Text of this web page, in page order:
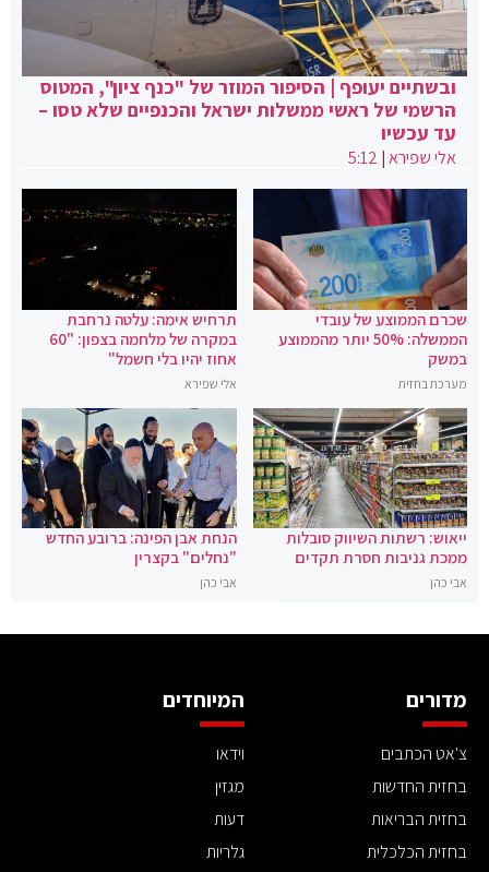
ובשתיים יעופף | הסיפור המוזר של "כנף ציון", המטוס
הרשמי של ראשי ממשלות ישראל והכנפיים שלא טסו –
עד עכשיו
אלי שפירא|
5:12
שכרם הממוצע של עובדי
הממשלה: 50% יותר מהממוצע
במשק
מערכת בחזית
תרחיש אימה: עלטה נרחבת
במקרה של מלחמה בצפון: "60
אחוז יהיו בלי חשמל"
אלי שפירא
ייאוש: רשתות השיווק סובלות
ממכת גניבות חסרת תקדים
אבי כהן
הנחת אבן הפינה: ברובע החדש
"נחלים" בקצרין
אבי כהן
מדורים
צ'אט הכתבים
בחזית החדשות
בחזית הבריאות
בחזית הכלכלית
המיוחדים
וידאו
מגזין
דעות
גלריות